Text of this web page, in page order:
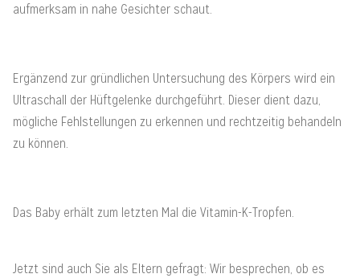
aufmerksam in nahe Gesichter schaut.
Ergänzend zur gründlichen Untersuchung des Körpers wird ein
Ultraschall der Hüftgelenke durchgeführt. Dieser dient dazu,
mögliche Fehlstellungen zu erkennen und rechtzeitig behandeln
zu können.
Das Baby erhält zum letzten Mal die Vitamin-K-Tropfen.
Jetzt sind auch Sie als Eltern gefragt: Wir besprechen, ob es